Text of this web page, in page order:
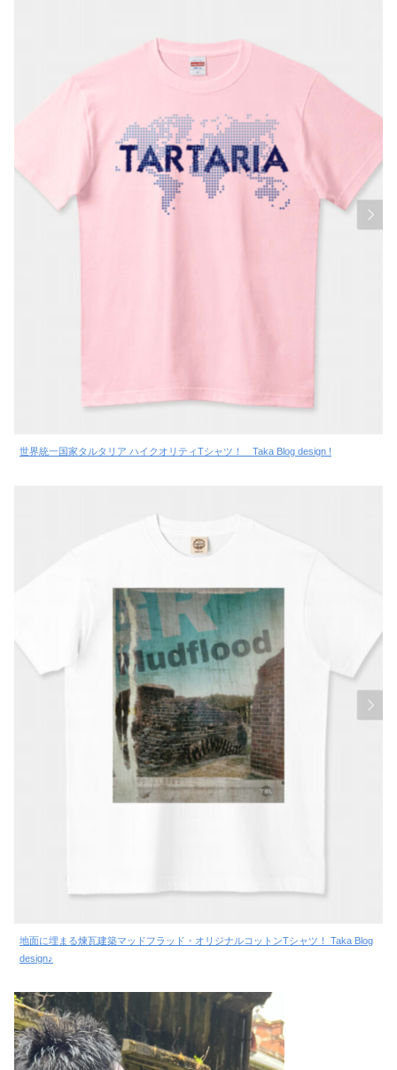
世界統一国家タルタリア ハイクオリティTシャツ！ Taka Blog design !
地面に埋まる煉瓦建築マッドフラッド・オリジナルコットンTシャツ！ Taka Blog
design♪